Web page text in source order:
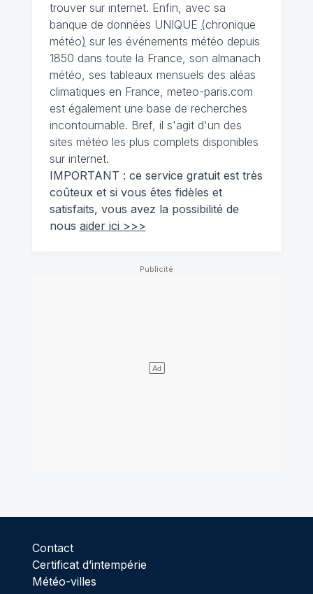
trouver sur internet. Enfin, avec sa
banque de données UNIQUE (chronique
météo) sur les événements météo depuis
1850 dans toute la France, son almanach
météo, ses tableaux mensuels des aléas
climatiques en France, meteo-paris.com
est également une base de recherches
incontournable. Bref, il s'agit d'un des
sites météo les plus complets disponibles
sur internet.
IMPORTANT : ce service gratuit est très
coûteux et si vous êtes fidèles et
satisfaits, vous avez la possibilité de
nous aider ici >>>
Contact
Certificat d’intempérie
Météo-villes